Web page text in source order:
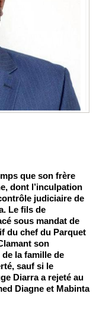
que son frère
dont l’inculpation
judiciaire de
Le fils de
sous mandat de
du chef du Parquet
son
la famille de
sauf si le
Diarra a rejeté au
Diagne et Mabinta